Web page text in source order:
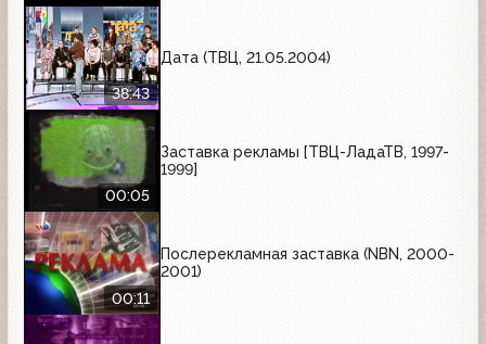
38:43
Дата (ТВЦ, 21.05.2004)
00:05
Заставка рекламы [ТВЦ-ЛадаТВ, 1997-
1999]
00:11
Послерекламная заставка (NBN, 2000-
2001)